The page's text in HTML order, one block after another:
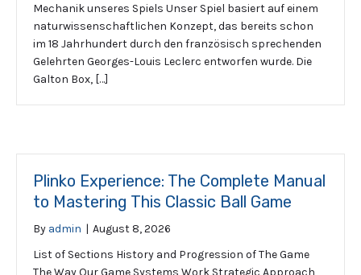
Mechanik unseres Spiels Unser Spiel basiert auf einem
naturwissenschaftlichen Konzept, das bereits schon
im 18 Jahrhundert durch den französisch sprechenden
Gelehrten Georges-Louis Leclerc entworfen wurde. Die
Galton Box, […]
Plinko Experience: The Complete Manual
to Mastering This Classic Ball Game
By admin | August 8, 2026
List of Sections History and Progression of The Game
The Way Our Game Systems Work Strategic Approach